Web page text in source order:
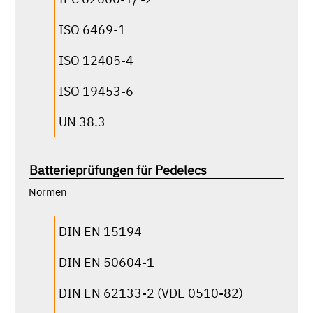
ISO 6469-1
ISO 12405-4
ISO 19453-6
UN 38.3
Batterieprüfungen für Pedelecs
Normen
DIN EN 15194
DIN EN 50604-1
DIN EN 62133-2 (VDE 0510-82)
MIL-STD-810H
TSM0502G
klicken für mehr Infos
DIN EN DIN EN 60068-2-68
MIL-STD-810G
RTCA DO-160/li>
DIN SPEC 79009